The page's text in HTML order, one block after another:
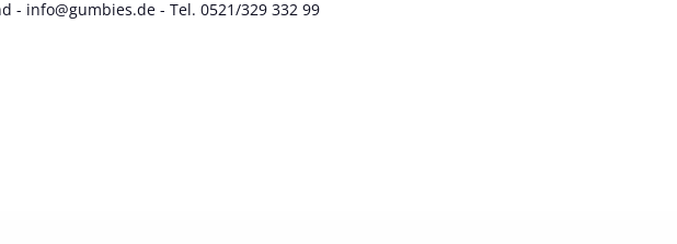
- info@gumbies.de - Tel. 0521/329 332 99